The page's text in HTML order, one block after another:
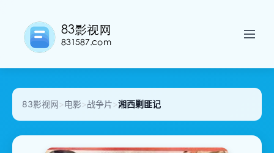
83影视网>电影>战争片>湘西剿匪记